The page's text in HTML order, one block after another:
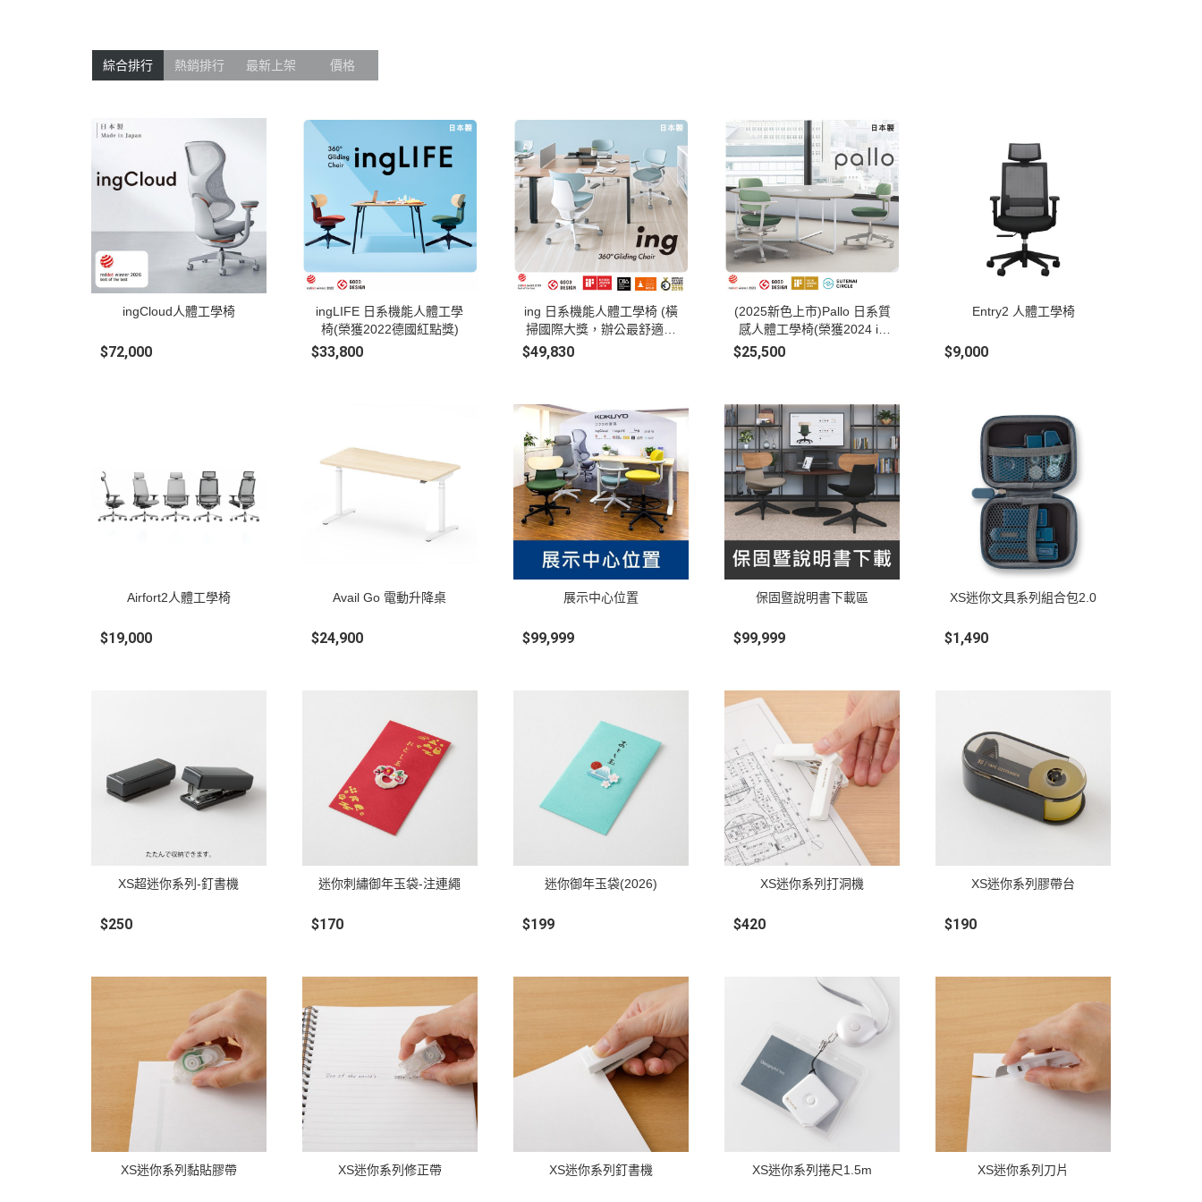
綜合排行 熱銷排行 最新上架 價格
ingCloud人體工學椅
$72,000
ingLIFE 日系機能人體工學
椅(榮獲2022德國紅點獎)
$33,800
ing 日系機能人體工學椅 (橫
掃國際大獎，辦公最舒適的
$49,830
(2025新色上市)Pallo 日系質
感人體工學椅(榮獲2024 iF
金獎及各大獎項)
$25,500
Entry2 人體工學椅
$9,000
Airfort2人體工學椅
$19,000
Avail Go 電動升降桌
$24,900
展示中心位置
$99,999
保固暨說明書下載區
$99,999
XS迷你文具系列組合包2.0
$1,490
XS超迷你系列-釘書機
$250
迷你刺繡御年玉袋-注連繩
$170
迷你御年玉袋(2026)
$199
XS迷你系列打洞機
$420
XS迷你系列膠帶台
$190
XS迷你系列黏貼膠帶 XS迷你系列修正帶 XS迷你系列釘書機 XS迷你系列捲尺1.5m XS迷你系列刀片